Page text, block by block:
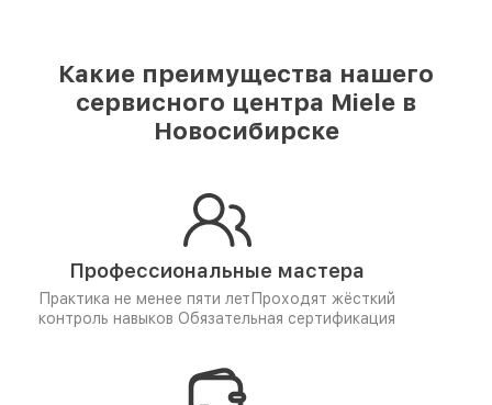
Какие преимущества нашего
сервисного центра Miele в
Новосибирске
Профессиональные мастера
Практика не менее пяти лет Проходят жёсткий
контроль навыков Обязательная сертификация